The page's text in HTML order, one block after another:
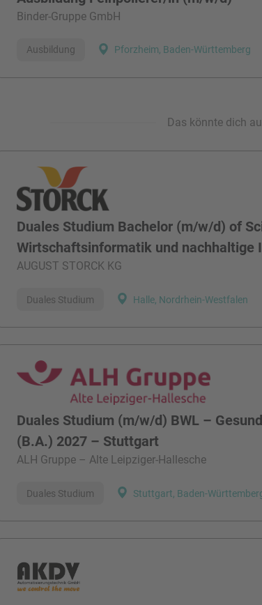
Binder-Gruppe GmbH
Pforzheim, Baden-Württemberg
Ausbildung
Das könnte dich
Duales Studium Bachelor (m/w/d) of
Wirtschaftsinformatik und nachhaltige
AUGUST STORCK KG
Halle, Nordrhein-Westfalen
Duales Studium
Duales Studium (m/w/d) BWL –
(B.A.) 2027 – Stuttgart
ALH Gruppe – Alte Leipziger-Hallesche
Stuttgart, Baden-
Duales Studium